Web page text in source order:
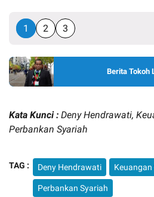
1 2 3
Berita Tokoh
Kata Kunci : Deny Hendrawati,
Perbankan Syariah
TAG : Deny Hendrawati Keuangan
Perbankan Syariah